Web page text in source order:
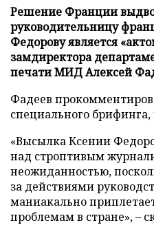
Решение Франции
руководительницу
Федорову является
замдиректора
печати МИД Алексей
Фадеев
специального брифинга,
«Высылка Ксении
над строптивым
неожиданностью,
за действиями
маниакально
проблемам в стране», –